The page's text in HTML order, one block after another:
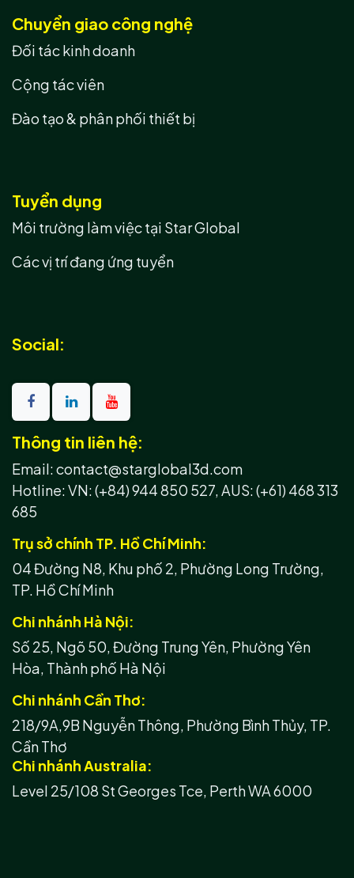
Thông tin liên hệ:
Email: contact@starglobal3d.com
Hotline:VN: (+84) 944 850 527,AUS: (+61) 468 313
685
Trụ sở chính TP. Hồ Chí Minh:
04 Đường N8, Khu phố 2, Phường Long Trường,
TP. Hồ Chí Minh
Chi nhánh Hà Nội:
Số 25, Ngõ 50, Đường Trung Yên, Phường Yên
Hòa, Thành phố Hà Nội
Chi nhánh Cần Thơ:
218/9A,9B Nguyễn Thông, Phường Bình Thủy, TP.
Cần Thơ
Chi nhánh Australia:
Level 25/108 St Georges Tce, Perth WA 6000
Social:
Chuyển giao công nghệ
Đối tác kinh doanh
Cộng tác viên
Đào tạo & phân phối thiết bị
Tuyển dụng
Môi trường làm việc tại Star Global
Các vị trí đang ứng tuyển